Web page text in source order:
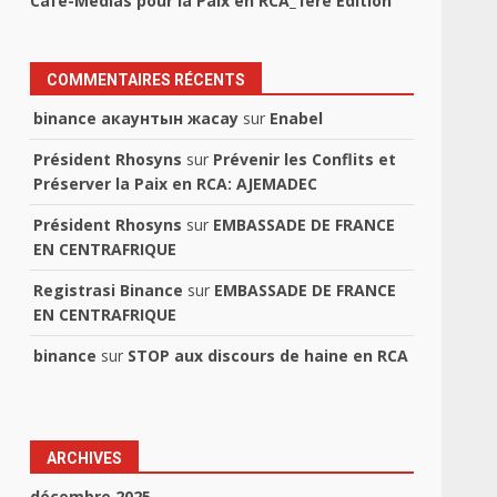
COMMENTAIRES RÉCENTS
binance акаунтын жасау sur Enabel
Président Rhosyns sur Prévenir les Conflits et
Préserver la Paix en RCA: AJEMADEC
Président Rhosyns sur EMBASSADE DE FRANCE
EN CENTRAFRIQUE
Registrasi Binance sur EMBASSADE DE FRANCE
EN CENTRAFRIQUE
binance sur STOP aux discours de haine en RCA
ARCHIVES